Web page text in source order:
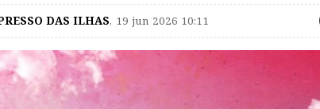
DAS ILHAS, 19 jun 2026 10:11